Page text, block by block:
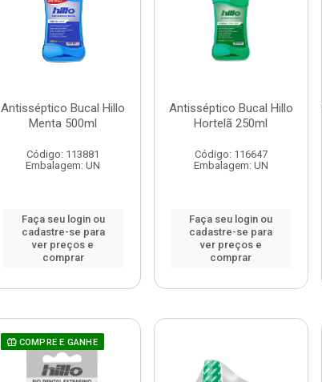
Antisséptico Bucal Hillo
Menta 500ml
Código: 113881
Embalagem: UN
Faça seu login ou
cadastre-se para
ver preços e
comprar
Antisséptico Bucal Hillo
Hortelã 250ml
Código: 116647
Embalagem: UN
Faça seu login ou
cadastre-se para
ver preços e
comprar
COMPRE E GANHE